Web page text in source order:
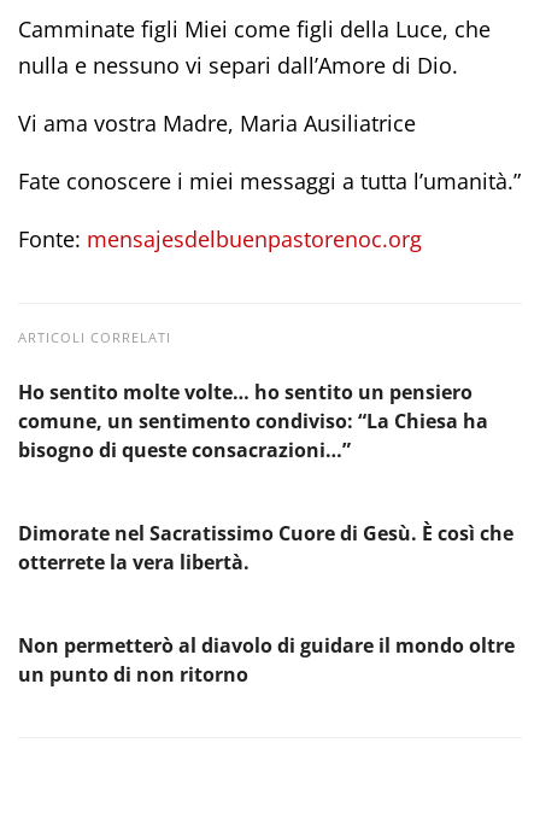
Camminate figli Miei come figli della Luce, che
nulla e nessuno vi separi dall’Amore di Dio.
Vi ama vostra Madre, Maria Ausiliatrice
Fate conoscere i miei messaggi a tutta l’umanità.”
Fonte: mensajesdelbuenpastorenoc.org
ARTICOLI CORRELATI
Ho sentito molte volte… ho sentito un pensiero
comune, un sentimento condiviso: “La Chiesa ha
bisogno di queste consacrazioni…”
Dimorate nel Sacratissimo Cuore di Gesù. È così che
otterrete la vera libertà.
Non permetterò al diavolo di guidare il mondo oltre
un punto di non ritorno